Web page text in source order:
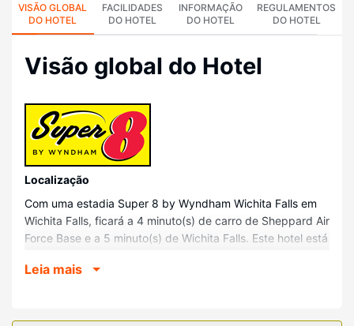
VISÃO GLOBAL
DO HOTEL
FACILIDADES
DO HOTEL
INFORMAÇÃO
DO HOTEL
REGULAMENTOS
DO HOTEL
Visão global do Hotel
Localização
Com uma estadia Super 8 by Wyndham Wichita Falls em
Wichita Falls, ficará a 4 minuto(s) de carro de Sheppard Air
Force Base e a 5 minuto(s) de Wichita Falls. Este hotel está
de Skate Park.
Sinta-se em casa num dos 56 quartos com ar
Leia mais